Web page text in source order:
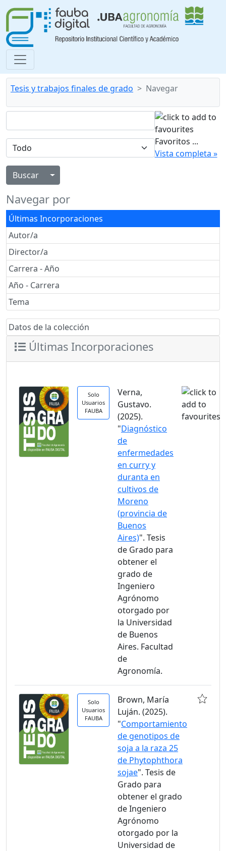
Tesis y trabajos finales de grado Navegar
Alternar menú desplegable
Favoritos ...
Vista completa »
Navegar por
Últimas Incorporaciones
Autor/a
Director/a
Carrera - Año
Año - Carrera
Tema
Datos de la colección
Últimas Incorporaciones
Solo
Usuarios
FAUBA
Verna,
Gustavo.
(2025).
"Diagnóstico
de
enfermedades
en curry y
duranta en
cultivos de
Moreno
(provincia de
Buenos
Aires)". Tesis
de Grado para
obtener el
grado de
Ingeniero
Agrónomo
otorgado por
la Universidad
de Buenos
Aires. Facultad
de
Agronomía.
Solo
Usuarios
FAUBA
Brown, María
Luján. (2025).
"Comportamiento
de genotipos de
soja a la raza 25
de Phytophthora
sojae". Tesis de
Grado para
obtener el grado
de Ingeniero
Agrónomo
otorgado por la
Universidad de